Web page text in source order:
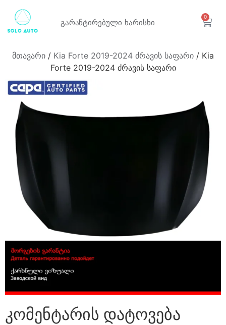
გარანტირებული ხარისხი
0
მთავარი / Kia Forte 2019-2024 ძრავის საფარი / Kia
Forte 2019-2024 ძრავის საფარი
კომენტარის დატოვება